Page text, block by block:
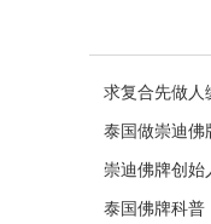
求复合先做人
做越乱
泰国做崇迪佛
崇迪佛牌创
泰国佛牌科普